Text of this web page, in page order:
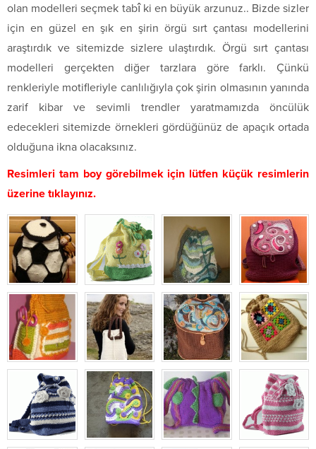
olan modelleri seçmek tabî ki en büyük arzunuz.. Bizde sizler
için en güzel en şık en şirin örgü sırt çantası modellerini
araştırdık ve sitemizde sizlere ulaştırdık. Örgü sırt çantası
modelleri gerçekten diğer tarzlara göre farklı. Çünkü
renkleriyle motifleriyle canlılığıyla çok şirin olmasının yanında
zarif kibar ve sevimli trendler yaratmamızda öncülük
edecekleri sitemizde örnekleri gördüğünüz de apaçık ortada
olduğuna ikna olacaksınız.
Resimleri tam boy görebilmek için lütfen küçük resimlerin
üzerine tıklayınız.